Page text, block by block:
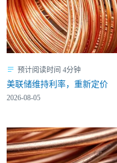
预计阅读时间 4分钟
美联储维持利率，重新定价
2026-08-05